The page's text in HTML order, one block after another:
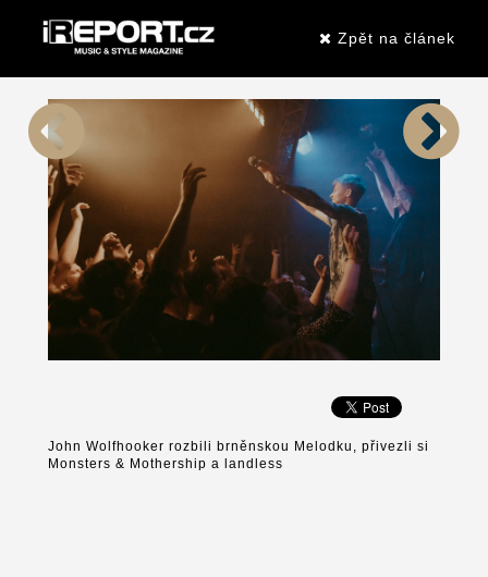
Zpět na článek
John Wolfhooker rozbili brněnskou Melodku, přivezli si
Monsters & Mothership a landless